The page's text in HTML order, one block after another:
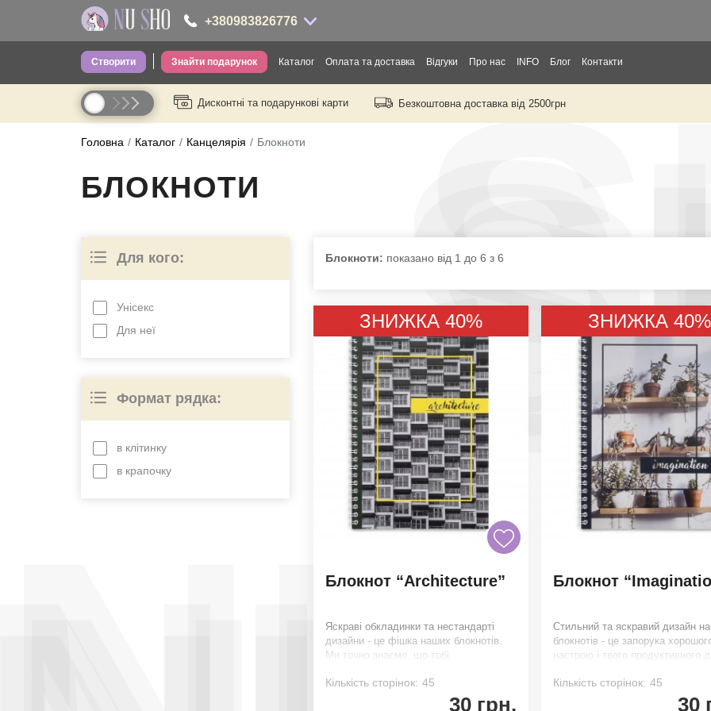
Створити Знайти подарунок Каталог
Одяг для дорослих
Одяг для дітей
Канцелярія
Ігри
Література
Аксесуари для паління
На знижці
Оплата та доставка Відгуки Про нас INFO Блог Контакти
Дисконтні та подарункові карти Безкоштовна доставка від 2500грн
+380983826776
+380983826776
----
Головна Каталог Канцелярія Блокноти
БЛОКНОТИ
Для кого:
Унісекс
Для неї
Формат рядка:
в клітинку
в крапочку
Блокноти: показано від 1 до 6 з 6
ЗНИЖКА 40%
Блокнот “Architecture”
Яскраві обкладинки та нестандарті
дизайни - це фішка наших блокнотів.
Ми точно знаємо, що тобі
Кількість сторінок: 45
30 грн.
ЗНИЖКА 40%
Блокнот
Стильний та яскравий дизайн
блокнотів - це запорука
настрою і твого продуктивного
Кількість сторінок: 45
30